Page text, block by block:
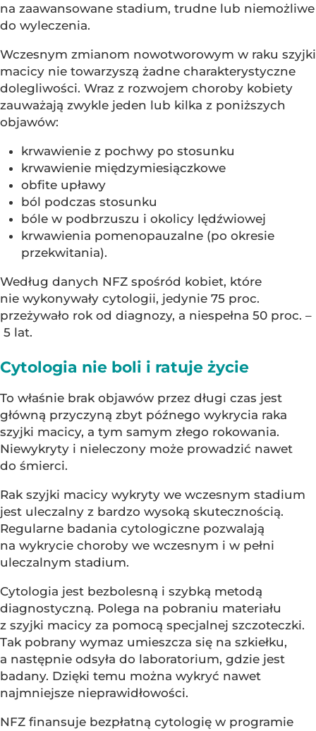
na zaawansowane stadium, trudne lub niemożliwe
do wyleczenia.
Wczesnym zmianom nowotworowym w raku szyjki
macicy nie towarzyszą żadne charakterystyczne
dolegliwości. Wraz z rozwojem choroby kobiety
zauważają zwykle jeden lub kilka z poniższych
objawów:
krwawienie z pochwy po stosunku
krwawienie międzymiesiączkowe
obfite upławy
ból podczas stosunku
bóle w podbrzuszu i okolicy lędźwiowej
krwawienia pomenopauzalne (po okresie
przekwitania).
Według danych NFZ spośród kobiet, które
nie wykonywały cytologii, jedynie 75 proc.
przeżywało rok od diagnozy, a niespełna 50 proc. –
5 lat.
Cytologia nie boli i ratuje życie
To właśnie brak objawów przez długi czas jest
główną przyczyną zbyt późnego wykrycia raka
szyjki macicy, a tym samym złego rokowania.
Niewykryty i nieleczony może prowadzić nawet
do śmierci.
Rak szyjki macicy wykryty we wczesnym stadium
jest uleczalny z bardzo wysoką skutecznością.
Regularne badania cytologiczne pozwalają
na wykrycie choroby we wczesnym i w pełni
uleczalnym stadium.
Cytologia jest bezbolesną i szybką metodą
diagnostyczną. Polega na pobraniu materiału
z szyjki macicy za pomocą specjalnej szczoteczki.
Tak pobrany wymaz umieszcza się na szkiełku,
a następnie odsyła do laboratorium, gdzie jest
badany. Dzięki temu można wykryć nawet
najmniejsze nieprawidłowości.
NFZ finansuje bezpłatną cytologię w programie